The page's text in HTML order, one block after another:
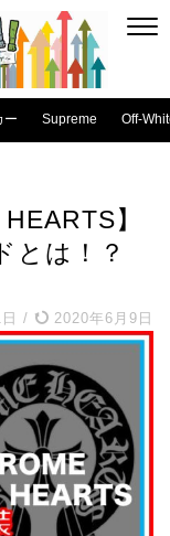
ー Supreme Off-
】
とは！？
/ 2020年6月9日